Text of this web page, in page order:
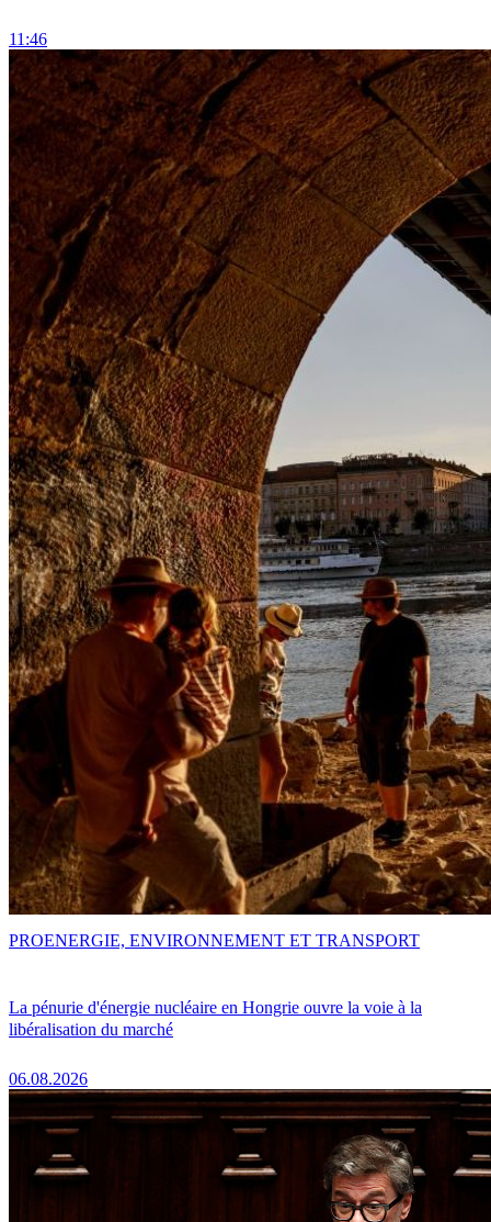
11:46
La pénurie d'énergie nucléaire en Hongrie ouvre la voie à la
libéralisation du marché
06.08.2026
PROENERGIE, ENVIRONNEMENT ET TRANSPORT